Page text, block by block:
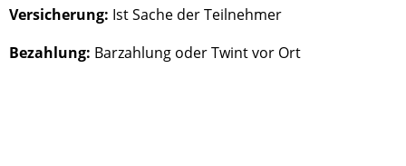
Versicherung: Ist Sache der Teilnehmer
Bezahlung: Barzahlung oder Twint vor Ort